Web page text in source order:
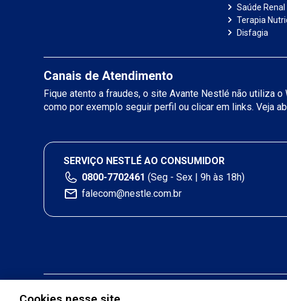
Saúde Renal
Terapia
Disfagia
Canais de Atendimento
Fique atento a fraudes, o site Avante Nestlé não utiliza
como por exemplo seguir perfil ou clicar em links. Veja
SERVIÇO NESTLÉ AO CONSUMIDOR
0800-7702461 (Seg - Sex | 9h às 18h)
falecom@nestle.com.br